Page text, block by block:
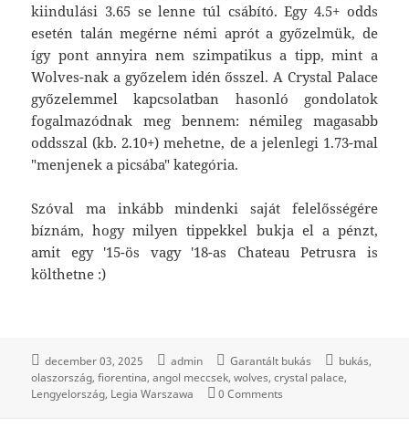
kiindulási 3.65 se lenne túl csábító. Egy 4.5+ odds
esetén talán megérne némi aprót a győzelmük, de
így pont annyira nem szimpatikus a tipp, mint a
Wolves-nak a győzelem idén ősszel. A Crystal Palace
győzelemmel kapcsolatban hasonló gondolatok
fogalmazódnak meg bennem: némileg magasabb
oddsszal (kb. 2.10+) mehetne, de a jelenlegi 1.73-mal
"menjenek a picsába" kategória.
Szóval ma inkább mindenki saját felelősségére
bíznám, hogy milyen tippekkel bukja el a pénzt,
amit egy '15-ös vagy '18-as Chateau Petrusra is
költhetne :)
december 03, 2025 admin Garantált bukás
bukás
olaszország fiorentina angol meccsek wolves crystal palace
Lengyelország Legia Warszawa 0 Comments